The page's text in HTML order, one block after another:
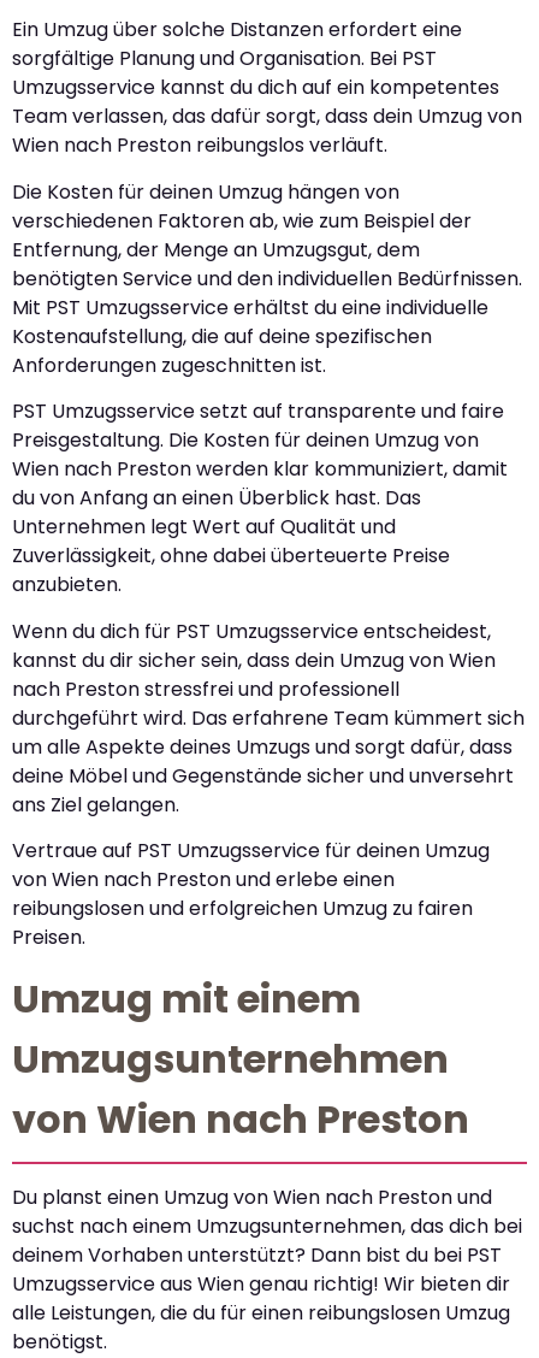
Ein Umzug über solche Distanzen erfordert eine
sorgfältige Planung und Organisation. Bei PST
Umzugsservice kannst du dich auf ein kompetentes
Team verlassen, das dafür sorgt, dass dein Umzug von
Wien nach Preston reibungslos verläuft.
Die Kosten für deinen Umzug hängen von
verschiedenen Faktoren ab, wie zum Beispiel der
Entfernung, der Menge an Umzugsgut, dem
benötigten Service und den individuellen Bedürfnissen.
Mit PST Umzugsservice erhältst du eine individuelle
Kostenaufstellung, die auf deine spezifischen
Anforderungen zugeschnitten ist.
PST Umzugsservice setzt auf transparente und faire
Preisgestaltung. Die Kosten für deinen Umzug von
Wien nach Preston werden klar kommuniziert, damit
du von Anfang an einen Überblick hast. Das
Unternehmen legt Wert auf Qualität und
Zuverlässigkeit, ohne dabei überteuerte Preise
anzubieten.
Wenn du dich für PST Umzugsservice entscheidest,
kannst du dir sicher sein, dass dein Umzug von Wien
nach Preston stressfrei und professionell
durchgeführt wird. Das erfahrene Team kümmert sich
um alle Aspekte deines Umzugs und sorgt dafür, dass
deine Möbel und Gegenstände sicher und unversehrt
ans Ziel gelangen.
Vertraue auf PST Umzugsservice für deinen Umzug
von Wien nach Preston und erlebe einen
reibungslosen und erfolgreichen Umzug zu fairen
Preisen.
Umzug mit einem
Umzugsunternehmen
von Wien nach Preston
Du planst einen Umzug von Wien nach Preston und
suchst nach einem Umzugsunternehmen, das dich bei
deinem Vorhaben unterstützt? Dann bist du bei PST
Umzugsservice aus Wien genau richtig! Wir bieten dir
alle Leistungen, die du für einen reibungslosen Umzug
benötigst.